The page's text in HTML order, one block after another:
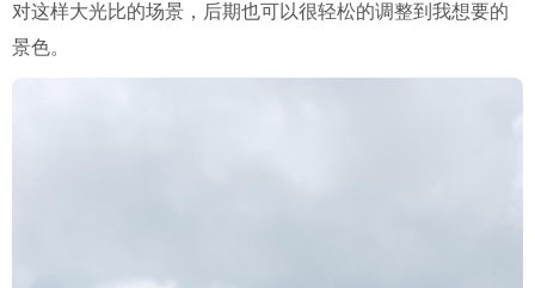
对这样大光比的场景，后期也可以很轻松的调整到我想要的
景色。